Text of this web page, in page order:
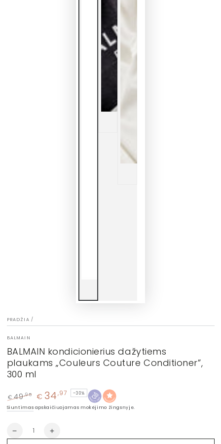
PRADŽIA /
BALMAIN
BALMAIN kondicionierius dažytiems
plaukams „Couleurs Couture Conditioner”,
300 ml
Įprasta
€49,95
Kaina
€ 34,97 –30%
Siuntimas apskaičiuojamas mokėjimo žingsnyje.
Kiekis
Sumažinti
Padidinti